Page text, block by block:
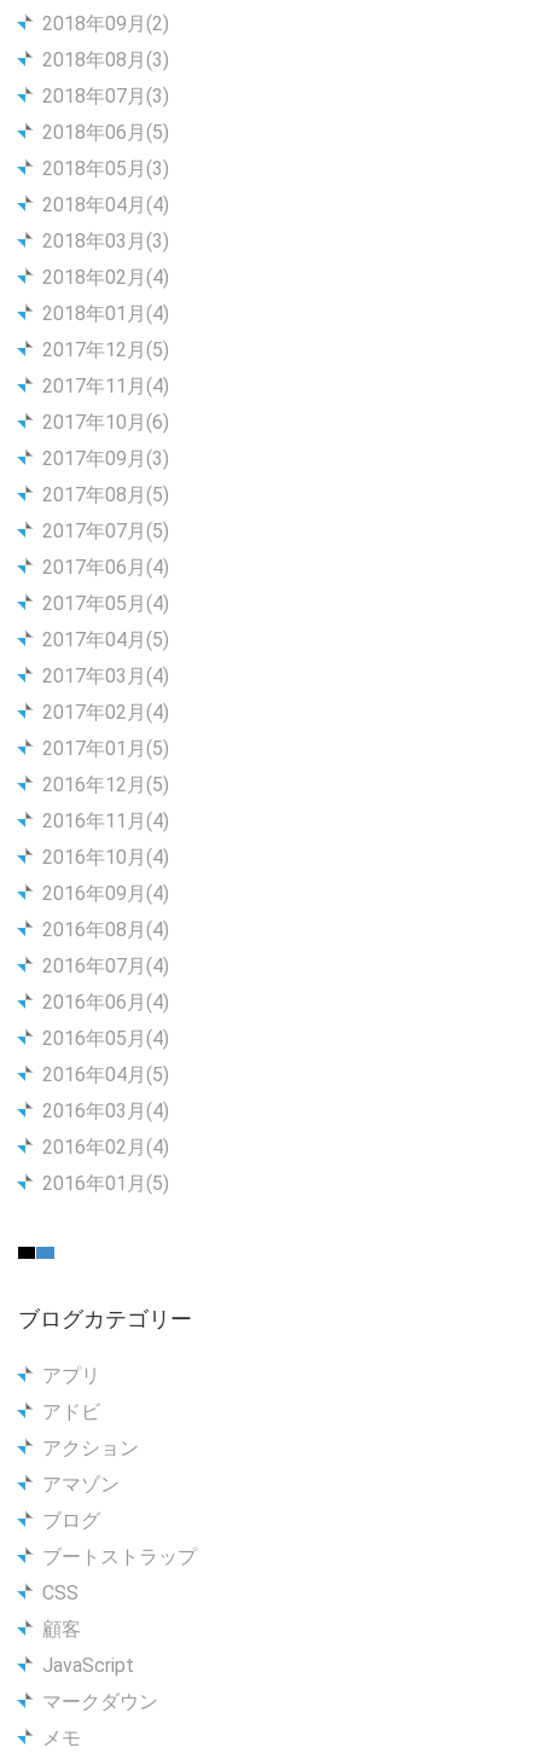
2018年09月(2)
2018年08月(3)
2018年07月(3)
2018年06月(5)
2018年05月(3)
2018年04月(4)
2018年03月(3)
2018年02月(4)
2018年01月(4)
2017年12月(5)
2017年11月(4)
2017年10月(6)
2017年09月(3)
2017年08月(5)
2017年07月(5)
2017年06月(4)
2017年05月(4)
2017年04月(5)
2017年03月(4)
2017年02月(4)
2017年01月(5)
2016年12月(5)
2016年11月(4)
2016年10月(4)
2016年09月(4)
2016年08月(4)
2016年07月(4)
2016年06月(4)
2016年05月(4)
2016年04月(5)
2016年03月(4)
2016年02月(4)
2016年01月(5)
ブログカテゴリー
アプリ
アドビ
アクション
アマゾン
ブログ
ブートストラップ
CSS
顧客
JavaScript
マークダウン
メモ